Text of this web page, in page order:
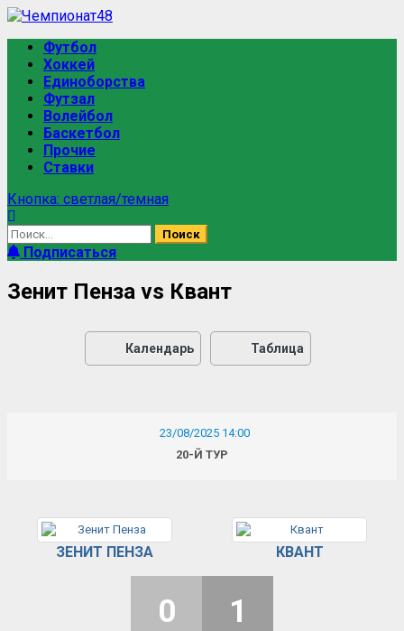
Футбол
Хоккей
Единоборства
Футзал
Волейбол
Баскетбол
Прочие
Ставки
Кнопка: светлая/темная
Подписаться
Зенит Пенза vs Квант
Календарь Таблица
23/08/2025 14:00
20-Й ТУР
ЗЕНИТ ПЕНЗА КВАНТ
0 1